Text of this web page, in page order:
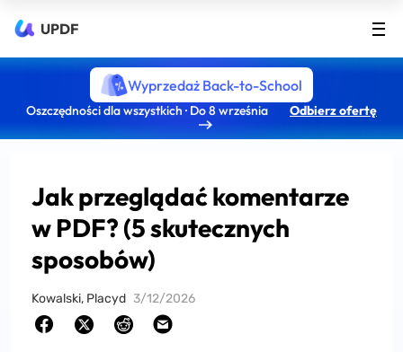
UPDF
Wyprzedaż Back-to-School
Oszczędności dla wszystkich · Do 8 września Odbierz ofertę
Jak przeglądać komentarze
w PDF? (5 skutecznych
sposobów)
Kowalski, Placyd 3/12/2026